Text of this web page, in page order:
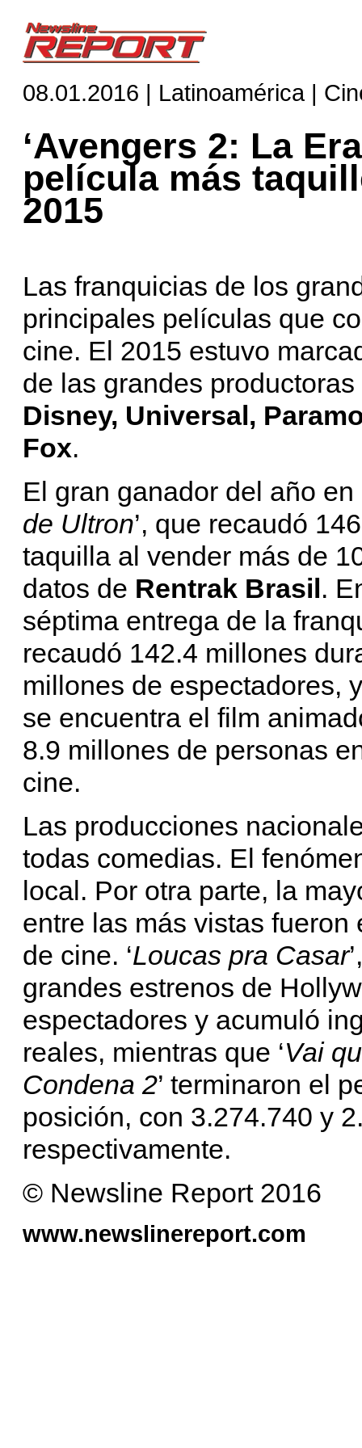
08.01.2016 | Latinoamérica |
‘Avengers 2: La
película más
2015
Las franquicias de los
principales películas que
cine. El 2015 estuvo
de las grandes
Disney, Universal,
Fox.
El gran ganador del año en
de Ultron’, que recaudó
taquilla al vender más de
datos de Rentrak Brasil.
séptima entrega de la
recaudó 142.4 millones
millones de espectadores,
se encuentra el film
8.9 millones de personas
cine.
Las producciones
todas comedias. El
local. Por otra parte, la
entre las más vistas
de cine. ‘Loucas pra Casar
grandes estrenos de
espectadores y acumuló
reales, mientras que ‘Vai
Condena 2’ terminaron el
posición, con 3.274.740 y
respectivamente.
© Newsline Report 2016
www.newslinereport.com